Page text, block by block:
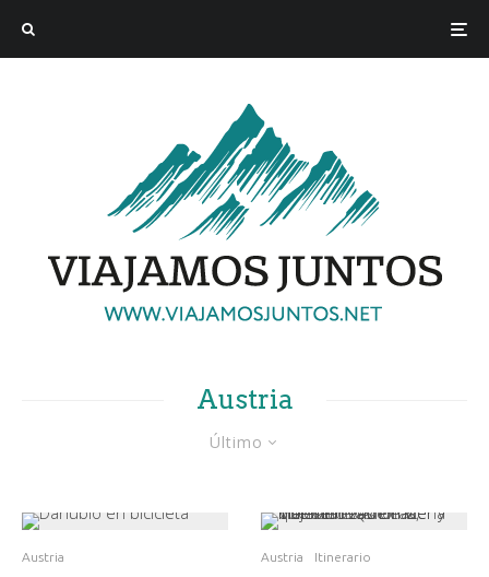
Austria
Último
Austria Austria Itinerario